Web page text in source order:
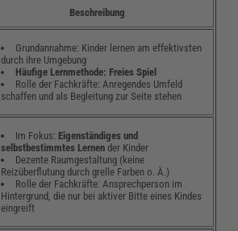
Beschreibung
Grundannahme: Kinder lernen am effektivsten
durch ihre Umgebung
Häufige Lernmethode: Freies Spiel
Rolle der Fachkräfte: Anregendes Umfeld
schaffen und als Begleitung zur Seite stehen
Im Fokus: Eigenständiges und
selbstbestimmtes Lernen der Kinder
Dezente Raumgestaltung (keine
Reizüberflutung durch grelle Farben o. Ä.)
Rolle der Fachkräfte: Ansprechperson im
Hintergrund, die nur bei aktiver Bitte eines Kindes
eingreift